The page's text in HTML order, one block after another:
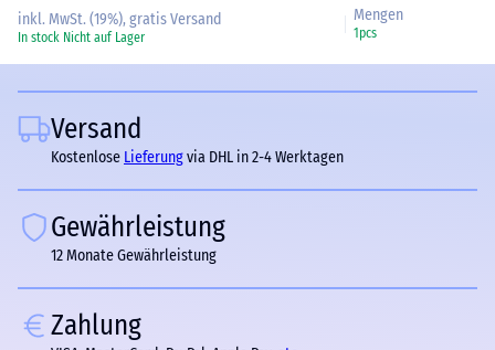
inkl. MwSt. (19%), gratis Versand
In stock Nicht auf Lager
Mengen
1pcs
Versand
Kostenlose Lieferungvia DHL in 2-4 Werktagen
Gewährleistung
12 Monate Gewährleistung
Zahlung